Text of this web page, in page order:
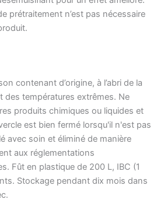
prétraitement n’est pas nécessaire
contenant d’origine, à l’abri de la
des températures extrêmes. Ne
produits chimiques ou liquides et
est bien fermé lorsqu'il n'est pas
avec soin et éliminé de manière
aux réglementations
Fût en plastique de 200 L, IBC (1
Stockage pendant dix mois dans